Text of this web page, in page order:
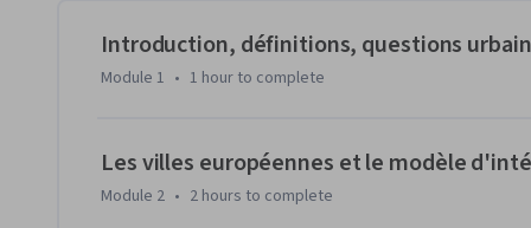
contemporains. Comment étudier ces villes quand elles
importe-t-elle et en quoi ? Assiste-t-on à la naissance
delà de l'apparente convergence de processus de
unités indépendantes mais doivent être comprises non
d'enracinement mais également de relations, afin de
Introduction, définitions, questions
Module 1 • 1 hour to complete
Les villes européennes et le modèle
Module 2 • 2 hours to complete